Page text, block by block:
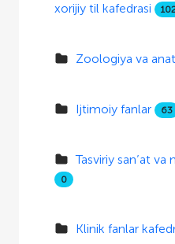
xorijiy til kafedrasi
Zoologiya va
Ijtimoiy fanlar 63
Tasviriy san’at
0
Klinik fanlar